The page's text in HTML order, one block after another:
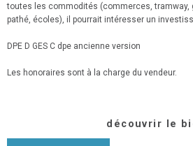
toutes les commodités (commerces, tramway,
pathé, écoles), il pourrait intéresser un
DPE D GES C dpe ancienne version
Les honoraires sont à la charge du vendeur.
découvrir le